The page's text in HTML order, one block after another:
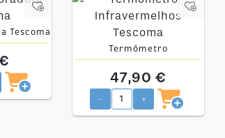
Tescoma
Termómetro
Infravermelhos Tescoma
47,90 €
- +